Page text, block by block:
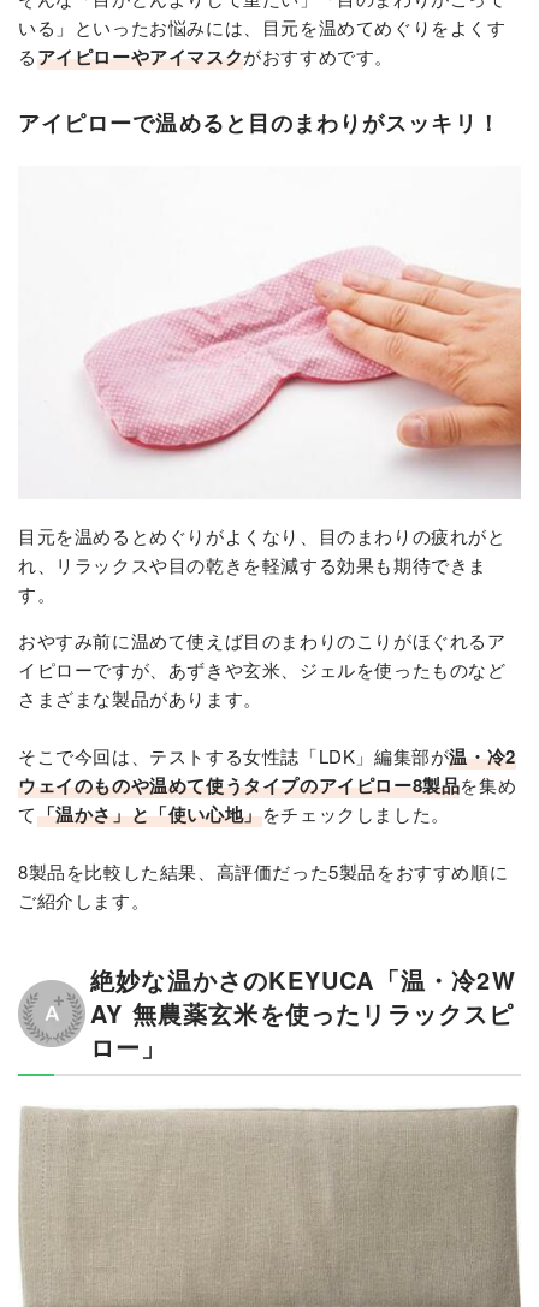
いる」といったお悩みには、目元を温めてめぐりをよくす
るアイピローやアイマスクがおすすめです。
アイピローで温めると目のまわりがスッキリ！
目元を温めるとめぐりがよくなり、目のまわりの疲れがと
れ、リラックスや目の乾きを軽減する効果も期待できま
す。
おやすみ前に温めて使えば目のまわりのこりがほぐれるア
イピローですが、あずきや玄米、ジェルを使ったものなど
さまざまな製品があります。
そこで今回は、テストする女性誌「LDK」編集部が温・冷2
ウェイのものや温めて使うタイプのアイピロー8製品を集め
て「温かさ」と「使い心地」をチェックしました。
8製品を比較した結果、高評価だった5製品をおすすめ順に
ご紹介します。
絶妙な温かさのKEYUCA「温・冷2W
AY 無農薬玄米を使ったリラックスピ
ロー」